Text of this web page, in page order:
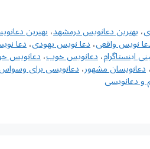
،بهترین دعانویس درمشهد،بهترین
نویس واقعی،دعا نویس یهودی،دعا
اینستاگرام،دعانویس خوب،دعانویس
،دعانویسان مشهور،دعانویسی برای
دعانویسی